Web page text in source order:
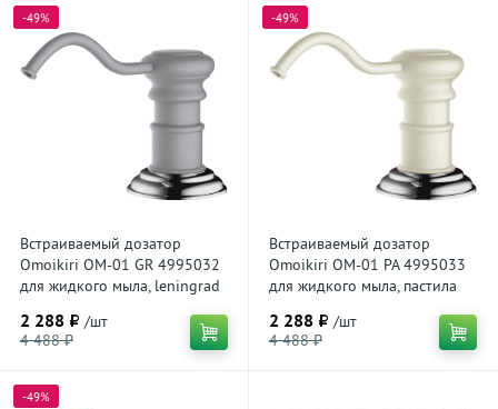
-49%
Встраиваемый дозатор
Omoikiri OM-01 GR 4995032
для жидкого мыла, leningrad
2 288 ₽ /шт
4 488 ₽
-49%
Встраиваемый дозатор
Omoikiri OM-01 PA 4995033
для жидкого мыла, пастила
2 288 ₽ /шт
4 488 ₽
-49%